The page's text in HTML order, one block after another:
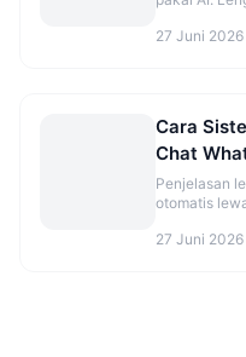
27 Juni 2026
Cara
Chat
Penjelasan
otomatis
27 Juni 2026